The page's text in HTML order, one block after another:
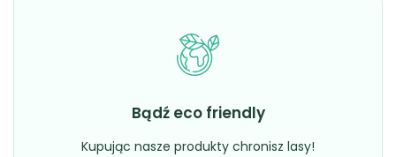
Bądź eco friendly
Kupując nasze produkty chronisz lasy!